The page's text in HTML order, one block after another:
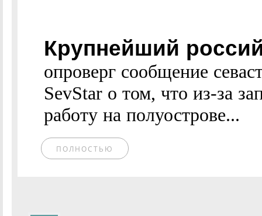
Крупнейший
опроверг сообщение
SevStar о том, что из-за
работу на полуострове...
ПОЛНОСТЬЮ